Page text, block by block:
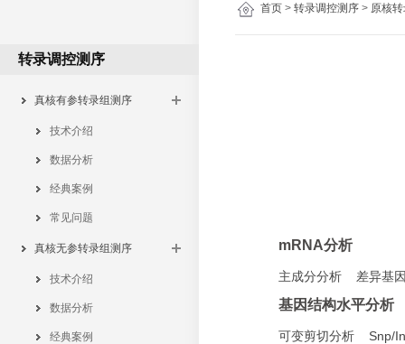
首页 > 转录调控测序 > 原核
转录调控测序
真核有参转录组测序
技术介绍
数据分析
经典案例
常见问题
真核无参转录组测序
技术介绍
数据分析
经典案例
mRNA分析
主成分分析 差异基
基因结构水平分析
可变剪切分析 Snp/